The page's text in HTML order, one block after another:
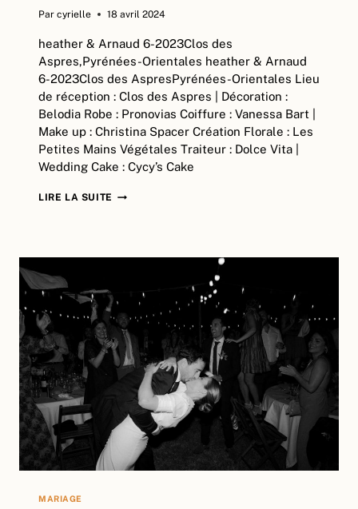
Par cyrielle 18 avril 2024
heather & Arnaud 6-2023Clos des
Aspres,Pyrénées-Orientales heather & Arnaud
6-2023Clos des AspresPyrénées-Orientales Lieu
de réception : Clos des Aspres | Décoration :
Belodia Robe : Pronovias Coiffure : Vanessa Bart |
Make up : Christina Spacer Création Florale : Les
Petites Mains Végétales Traiteur : Dolce Vita |
Wedding Cake : Cycy’s Cake
LIRE LA SUITE HEATHER
ASPRES
MARIAGE